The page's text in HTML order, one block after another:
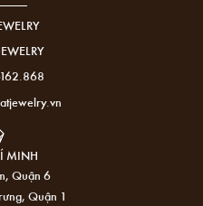
MINH
Quận 6
Quận 1